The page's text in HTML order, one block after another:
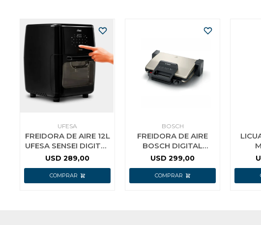
UFESA
FREIDORA DE AIRE 12L
UFESA SENSEI DIGITAL
1700W
USD 289,00
BOSCH
FREIDORA DE AIRE
BOSCH DIGITAL
MAF671B0 7.2 L
USD 299,00